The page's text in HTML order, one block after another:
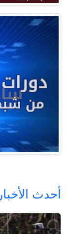
أحدث الأخبار